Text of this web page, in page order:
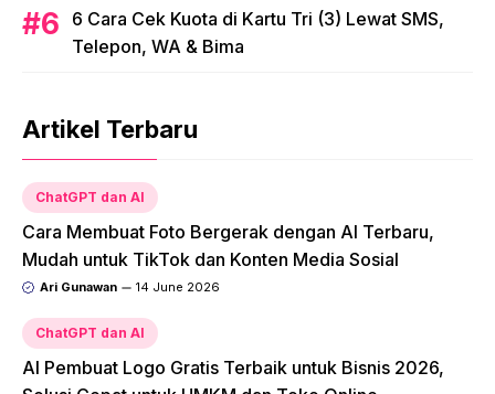
6 Cara Cek Kuota di Kartu Tri (3) Lewat SMS,
Telepon, WA & Bima
Artikel Terbaru
ChatGPT dan AI
Cara Membuat Foto Bergerak dengan AI Terbaru,
Mudah untuk TikTok dan Konten Media Sosial
Ari Gunawan 14 June 2026
ChatGPT dan AI
AI Pembuat Logo Gratis Terbaik untuk Bisnis 2026,